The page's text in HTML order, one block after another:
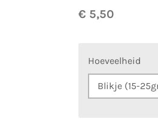
€ 5,50
Hoeveelheid